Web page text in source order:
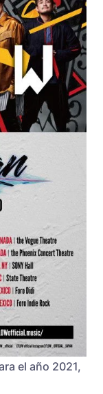
el año 2021,